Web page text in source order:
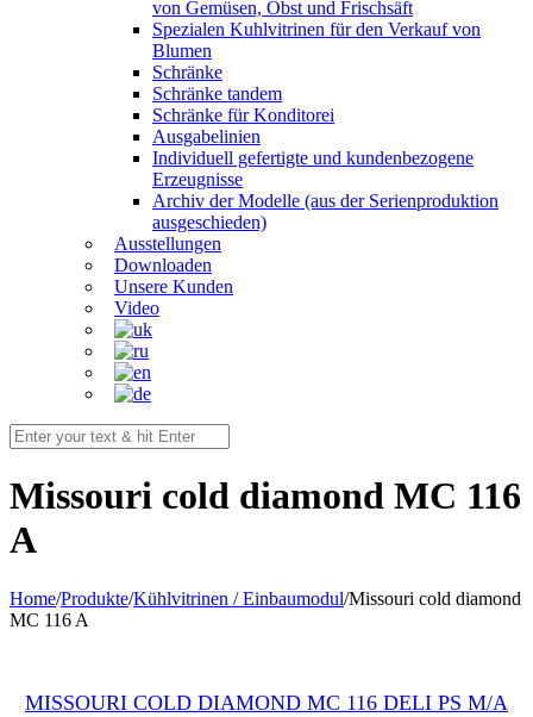
von Gemüsen, Obst und Frischsäft
Spezialen Kuhlvitrinen für den Verkauf von
Blumen
Schränke
Schränke tandem
Schränke für Konditorei
Ausgabelinien
Individuell gefertigte und kundenbezogene
Erzeugnisse
Archiv der Modelle (aus der Serienproduktion
ausgeschieden)
Ausstellungen
Downloaden
Unsere Kunden
Video
Missouri cold diamond MC 116
A
Home/Produkte/Kühlvitrinen / Einbaumodul/Missouri cold diamond
MC 116 A
MISSOURI COLD DIAMOND MC 116 DELI PS M/A